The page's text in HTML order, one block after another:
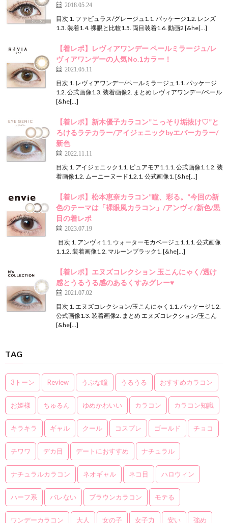
2018.05.24
目次 1. ファビュラス/グレージュ1.1. パッケージ1.2. レンズ
1.3. 装着1.4. 裸眼と比較1.5. 両目装着1.6. 動画2 [&he[…]
【着レポ】レヴィアワンデー ペールミラージュ/レ
ヴィアワンデーの人気No.1カラー！
2021.05.11
目次 1. レヴィアワンデー/ペールミラージュ1.1. パッケージ
1.2. 公式画像1.3. 装着画像2. まとめ レヴィアワンデー/ペール
[&he[…]
【着レポ】新木優子カラコン”こっそり垢抜け♡”と
ろけるラテカラー/アイジェニックbyエバーカラー/
新色
2022.11.11
目次 1. アイジェニック1.1. ピュアモア1.1.1. 公式画像1.1.2. 装
着画像1.2. ムーニーヌード1.2.1. 公式画像1. [&he[…]
【着レポ】松本恵奈カラコン”瞳、彩る。”今回の新
色のテーマは「裸眼風カラコン」/アンヴィ/新色/黒
目の着レポ
2023.07.19
目次 1. アンヴィ1.1. ウォーターモカベージュ1.1.1. 公式画像
1.1.2. 装着画像1.2. マルーンブラック1. [&he[…]
【着レポ】エヌズコレクション 玉こんにゃく/透け
感とうるうる感のあるくすみグレー♥
2021.07.02
目次 1. エヌズコレクション/玉こんにゃく1.1. パッケージ1.2.
公式画像1.3. 装着画像2. まとめ エヌズコレクション/玉こん
[&he[…]
TAG
3トーン Review うぶな瞳 うるうる おすすめカラコン
お姫様 ちゅるん ゆめかわいい カラコン カラコン知識
キラキラ ギャル クール コスプレ ゴールド チョコ
チワワ デカ目 デートにおすすめ ナチュラル
ナチュラルカラコン ネオギャル ネコ目 ハロウィン
ハーフ系 バレない ブラウンカラコン モテる
ワンデーカラコン 大人 女の子 女子力 安い 強め